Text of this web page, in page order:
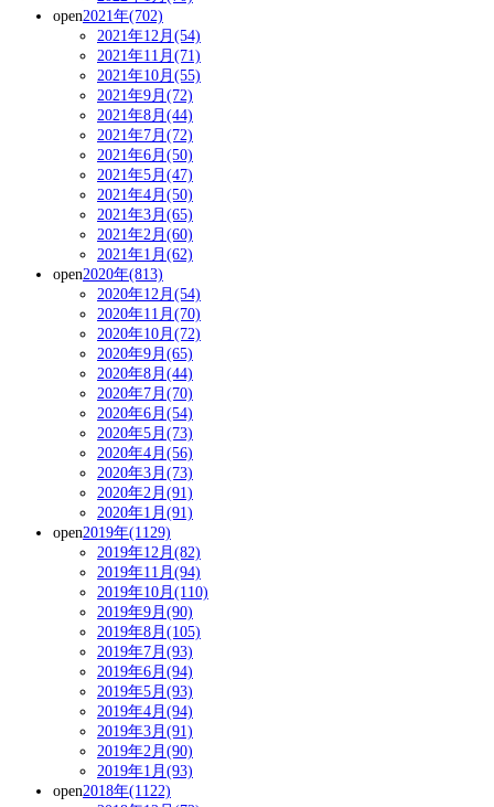
open2021年(702)
2021年12月(54)
2021年11月(71)
2021年10月(55)
2021年9月(72)
2021年8月(44)
2021年7月(72)
2021年6月(50)
2021年5月(47)
2021年4月(50)
2021年3月(65)
2021年2月(60)
2021年1月(62)
open2020年(813)
2020年12月(54)
2020年11月(70)
2020年10月(72)
2020年9月(65)
2020年8月(44)
2020年7月(70)
2020年6月(54)
2020年5月(73)
2020年4月(56)
2020年3月(73)
2020年2月(91)
2020年1月(91)
open2019年(1129)
2019年12月(82)
2019年11月(94)
2019年10月(110)
2019年9月(90)
2019年8月(105)
2019年7月(93)
2019年6月(94)
2019年5月(93)
2019年4月(94)
2019年3月(91)
2019年2月(90)
2019年1月(93)
open2018年(1122)